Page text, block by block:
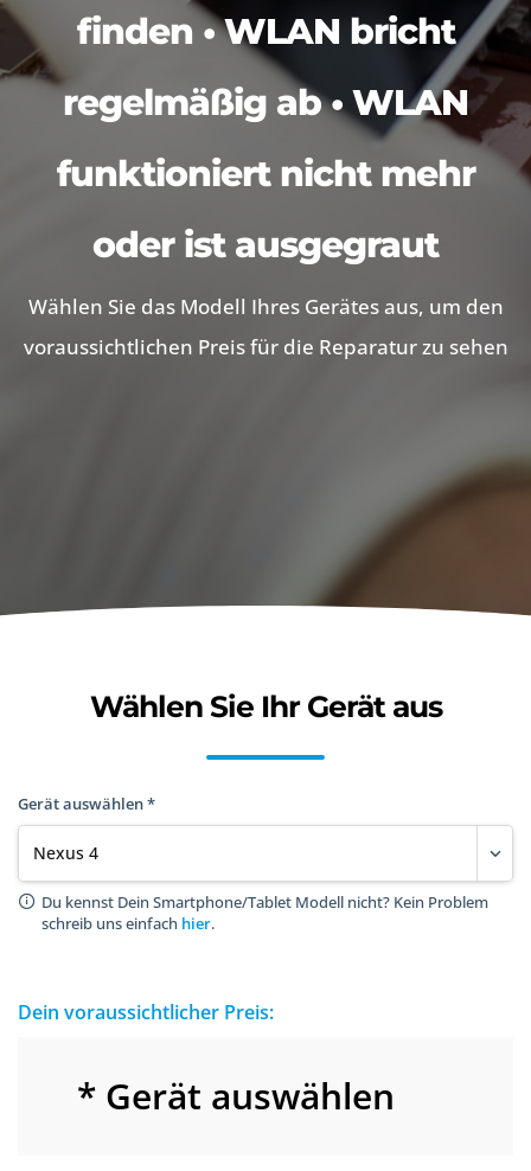
finden • WLAN bricht
regelmäßig ab • WLAN
funktioniert nicht mehr
oder ist ausgegraut
Wählen Sie das Modell Ihres Gerätes aus, um den
voraussichtlichen Preis für die Reparatur zu sehen
Wählen Sie Ihr Gerät aus
Gerät auswählen *
Du kennst Dein Smartphone/Tablet Modell nicht? Kein Problem
schreib uns einfach hier.
Dein voraussichtlicher Preis:
* Gerät auswählen